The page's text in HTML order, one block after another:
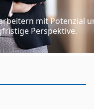
mit Potenzial
Perspektive.